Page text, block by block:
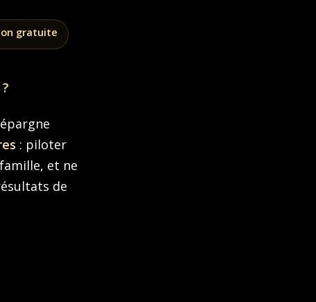
gratuite
: piloter
et ne
de